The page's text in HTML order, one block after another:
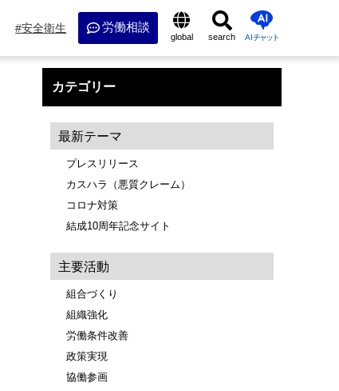
安全衛生 労働相談
global search AIチャット
カテゴリー
最新テーマ
プレスリリース
カスハラ（悪質クレーム）
コロナ対策
結成10周年記念サイト
主要活動
組合づくり
組織強化
労働条件改善
政策実現
協働参画